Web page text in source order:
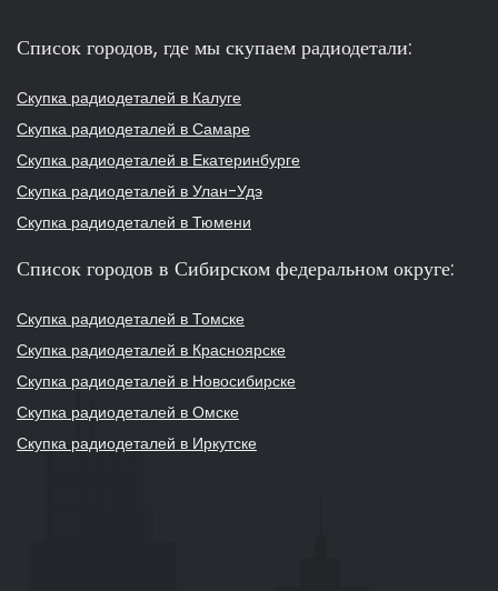
Список городов, где мы скупаем радиодетали:
Скупка радиодеталей в Калуге
Скупка радиодеталей в Самаре
Скупка радиодеталей в Екатеринбурге
Скупка радиодеталей в Улан-Удэ
Скупка радиодеталей в Тюмени
Список городов в Сибирском федеральном округе:
Скупка радиодеталей в Томске
Скупка радиодеталей в Красноярске
Скупка радиодеталей в Новосибирске
Скупка радиодеталей в Омске
Скупка радиодеталей в Иркутске